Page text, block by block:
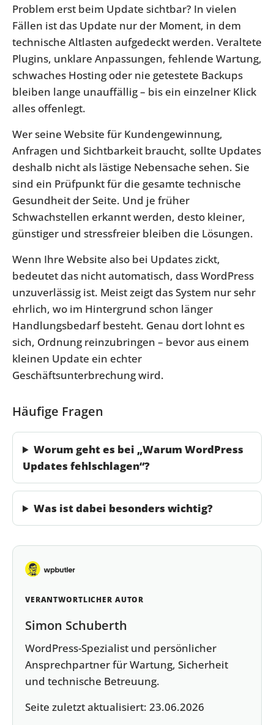
Problem erst beim Update sichtbar? In vielen
Fällen ist das Update nur der Moment, in dem
technische Altlasten aufgedeckt werden. Veraltete
Plugins, unklare Anpassungen, fehlende Wartung,
schwaches Hosting oder nie getestete Backups
bleiben lange unauffällig – bis ein einzelner Klick
alles offenlegt.
Wer seine Website für Kundengewinnung,
Anfragen und Sichtbarkeit braucht, sollte Updates
deshalb nicht als lästige Nebensache sehen. Sie
sind ein Prüfpunkt für die gesamte technische
Gesundheit der Seite. Und je früher
Schwachstellen erkannt werden, desto kleiner,
günstiger und stressfreier bleiben die Lösungen.
Wenn Ihre Website also bei Updates zickt,
bedeutet das nicht automatisch, dass WordPress
unzuverlässig ist. Meist zeigt das System nur sehr
ehrlich, wo im Hintergrund schon länger
Handlungsbedarf besteht. Genau dort lohnt es
sich, Ordnung reinzubringen – bevor aus einem
kleinen Update ein echter
Geschäftsunterbrechung wird.
Häufige Fragen
Worum geht es bei „Warum WordPress
Updates fehlschlagen“?
Was ist dabei besonders wichtig?
VERANTWORTLICHER AUTOR
Simon Schuberth
WordPress-Spezialist und persönlicher
Ansprechpartner für Wartung, Sicherheit
und technische Betreuung.
Seite zuletzt aktualisiert: 23.06.2026